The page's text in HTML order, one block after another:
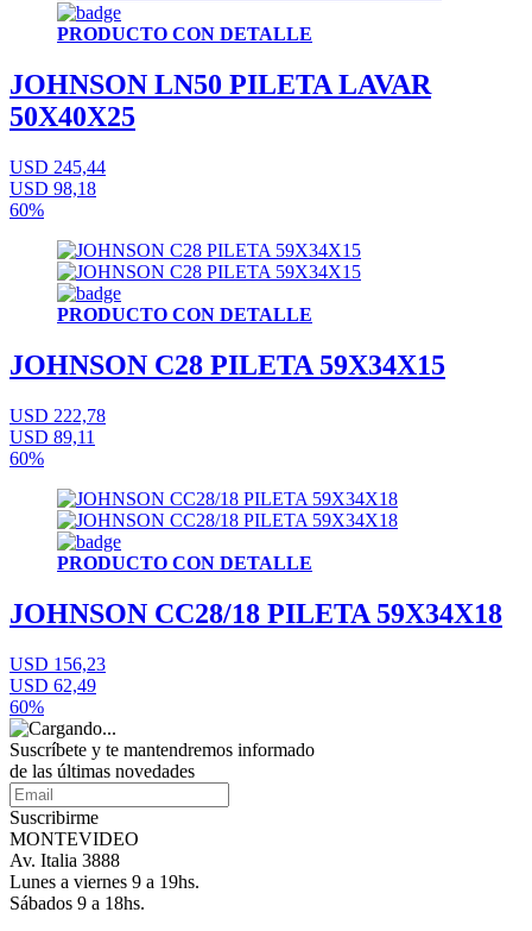
PRODUCTO CON DETALLE
JOHNSON LN50 PILETA LAVAR
50X40X25
USD 245,44
USD 98,18
60%
PRODUCTO CON DETALLE
JOHNSON C28 PILETA 59X34X15
USD 222,78
USD 89,11
60%
PRODUCTO CON DETALLE
JOHNSON CC28/18 PILETA 59X34X18
USD 156,23
USD 62,49
60%
Suscríbete y te mantendremos informado
de las últimas novedades
Suscribirme
MONTEVIDEO
Av. Italia 3888
Lunes a viernes 9 a 19hs.
Sábados 9 a 18hs.